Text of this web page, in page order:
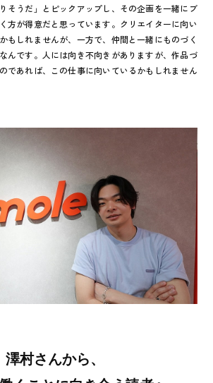
そうだ」とピックアップし、その企画を一緒にブ
方が得意だと思っています。クリエイターに向い
もしれませんが、一方で、仲間と一緒にものづく
んです。人には向き不向きがありますが、作品づ
であれば、この仕事に向いているかもしれません
澤村さんから、